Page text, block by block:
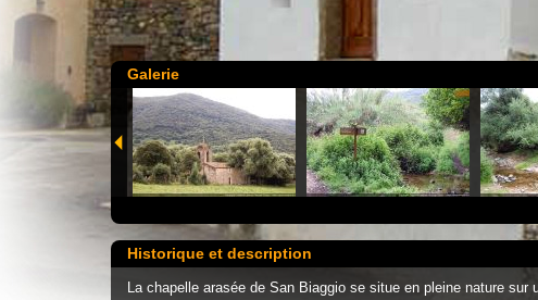
Galerie
Historique et description
La chapelle arasée de San Biaggio se situe en pleine nature